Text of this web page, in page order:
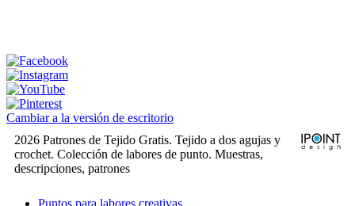
Cambiar a la versión de escritorio
2026 Patrones de Tejido Gratis. Tejido a dos agujas y
crochet. Colección de labores de punto. Muestras,
descripciones, patrones
Puntos para labores creativas